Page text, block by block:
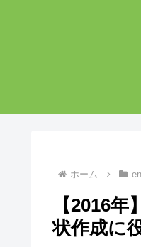
ホーム
【2016
状作成に